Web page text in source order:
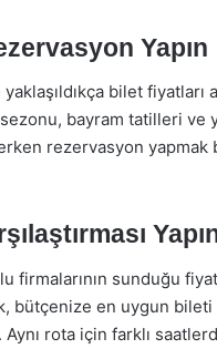
Yapın
bilet fiyatları
bayram tatilleri ve
rezervasyon yapmak
firmalarının sunduğu
bütçenize en uygun bileti
Aynı rota için farklı